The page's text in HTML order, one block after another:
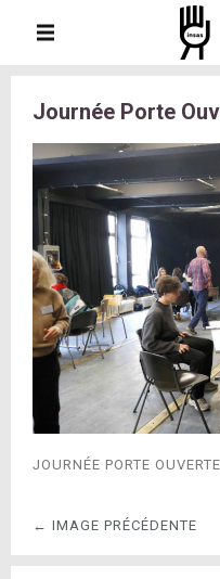
Journée Porte
JOURNÉE PORTE
← IMAGE PRÉCÉDENTE